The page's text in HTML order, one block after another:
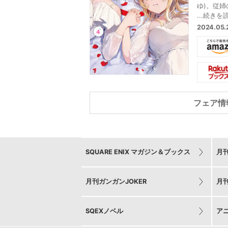
ゆ)。従姉
ら紹介さ
(かいろう
女の家で
くこと
うアイ
誘いで、
の生き
る。そし
練が…?
“普通”に
ラブコメ
...続きを
フェア情
SQUARE ENIX マガジン＆ブックス 月
月刊ガンガンJOKER 月
SQEXノベル ア